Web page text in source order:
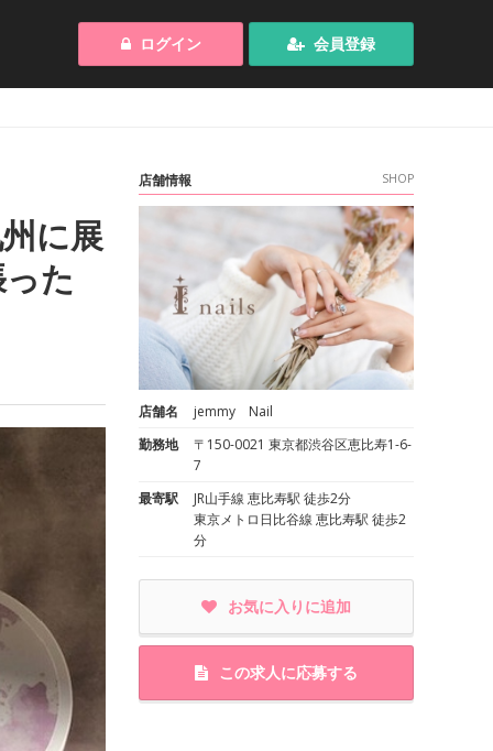
ログイン 会員登録
に展
た
店舗情報 SHOP
店舗名
jemmy Nail
勤務地
〒150-0021 東京都渋谷区恵比寿1-6-
7
最寄駅
JR山手線 恵比寿駅 徒歩2分
東京メトロ日比谷線 恵比寿駅 徒歩2
分
お気に入りに追加
この求人に応募する